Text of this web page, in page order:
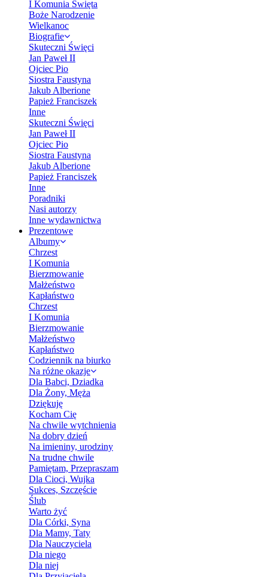
I Komunia Święta
Boże Narodzenie
Wielkanoc
Biografie
Skuteczni Święci
Jan Paweł II
Ojciec Pio
Siostra Faustyna
Jakub Alberione
Papież Franciszek
Inne
Skuteczni Święci
Jan Paweł II
Ojciec Pio
Siostra Faustyna
Jakub Alberione
Papież Franciszek
Inne
Poradniki
Nasi autorzy
Inne wydawnictwa
Prezentowe
Albumy
Chrzest
I Komunia
Bierzmowanie
Małżeństwo
Kapłaństwo
Chrzest
I Komunia
Bierzmowanie
Małżeństwo
Kapłaństwo
Codziennik na biurko
Na różne okazje
Dla Babci, Dziadka
Dla Żony, Męża
Dziękuję
Kocham Cię
Na chwile wytchnienia
Na dobry dzień
Na imieniny, urodziny
Na trudne chwile
Pamiętam, Przepraszam
Dla Cioci, Wujka
Sukces, Szczęście
Ślub
Warto żyć
Dla Córki, Syna
Dla Mamy, Taty
Dla Nauczyciela
Dla niego
Dla niej